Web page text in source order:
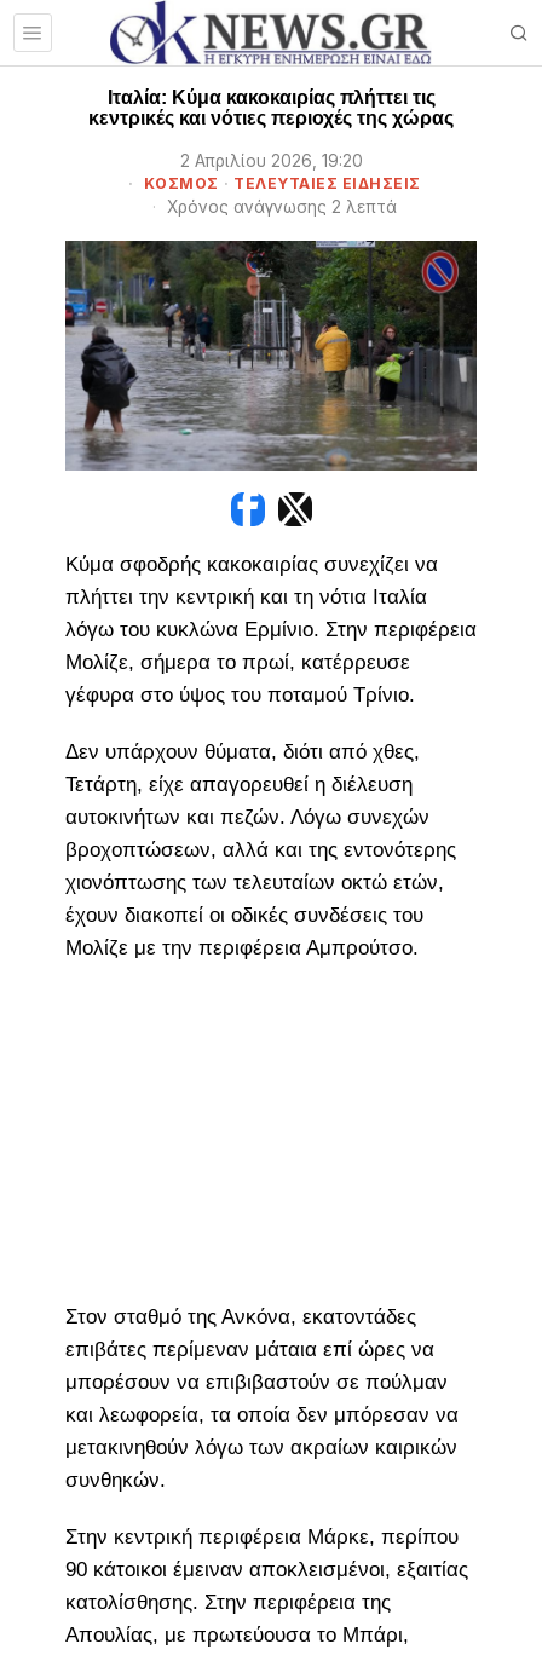
Ιταλία: Κύμα κακοκαιρίας πλήττει τις
κεντρικές και νότιες περιοχές της χώρας
2 Απριλίου 2026, 19:20
ΚΟΣΜΟΣ · ΤΕΛΕΥΤΑΙΕΣ ΕΙΔΗΣΕΙΣ
Χρόνος ανάγνωσης 2 λεπτά
Κύμα σφοδρής κακοκαιρίας συνεχίζει να
πλήττει την κεντρική και τη νότια Ιταλία
λόγω του κυκλώνα Ερμίνιο. Στην περιφέρεια
Μολίζε, σήμερα το πρωί, κατέρρευσε
γέφυρα στο ύψος του ποταμού Τρίνιο.
Δεν υπάρχουν θύματα, διότι από χθες,
Τετάρτη, είχε απαγορευθεί η διέλευση
αυτοκινήτων και πεζών. Λόγω συνεχών
βροχοπτώσεων, αλλά και της εντονότερης
χιονόπτωσης των τελευταίων οκτώ ετών,
έχουν διακοπεί οι οδικές συνδέσεις του
Μολίζε με την περιφέρεια Αμπρούτσο.
Στον σταθμό της Ανκόνα, εκατοντάδες
επιβάτες περίμεναν μάταια επί ώρες να
μπορέσουν να επιβιβαστούν σε πούλμαν
και λεωφορεία, τα οποία δεν μπόρεσαν να
μετακινηθούν λόγω των ακραίων καιρικών
συνθηκών.
Στην κεντρική περιφέρεια Μάρκε, περίπου
90 κάτοικοι έμειναν αποκλεισμένοι, εξαιτίας
κατολίσθησης. Στην περιφέρεια της
Απουλίας, με πρωτεύουσα το Μπάρι,